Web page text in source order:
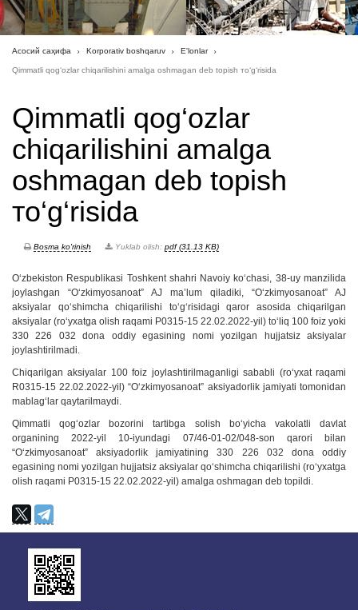
Асосий саҳифа Korporativ boshqaruv E'lonlar
Qimmatli qog‘ozlar chiqarilishini amalga oshmagan deb topish тo‘g‘risida
Qimmatli qog‘ozlar
chiqarilishini amalga
oshmagan deb topish
тo‘g‘risida
Bosma ko'rinish Yuklab olish: pdf (31.13 KB)
O‘zbekiston Respublikasi Toshkent shahri Navoiy ko‘chasi, 38-uy manzilida
joylashgan “O‘zkimyosanoat” AJ ma’lum qiladiki, “O‘zkimyosanoat” AJ
aksiyalar qo‘shimcha chiqarilishi to‘g‘risidagi qaror asosida chiqarilgan
aksiyalar (ro‘yxatga olish raqami P0315-15 22.02.2022-yil) toʻliq 100 foiz yoki
330 226 032 dona oddiy egasining nomi yozilgan hujjatsiz aksiyalar
joylashtirilmadi.
Chiqarilgan aksiyalar 100 foiz joylashtirilmaganligi sababli (ro‘yxat raqami
R0315-15 22.02.2022-yil) “O‘zkimyosanoat” aksiyadorlik jamiyati tomonidan
mablag‘lar qaytarilmaydi.
Qimmatli qog‘ozlar bozorini tartibga solish bo‘yicha vakolatli davlat
organining 2022-yil 10-iyundagi 07/46-01-02/048-son qarori bilan
“O‘zkimyosanoat” aksiyadorlik jamiyatining 330 226 032 dona oddiy
egasining nomi yozilgan hujjatsiz aksiyalar qo‘shimcha chiqarilishi (ro‘yxatga
olish raqami P0315-15 22.02.2022-yil) amalga oshmagan deb topildi.